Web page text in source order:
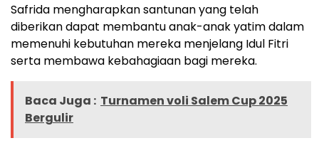
Safrida mengharapkan santunan yang telah
diberikan dapat membantu anak-anak yatim dalam
memenuhi kebutuhan mereka menjelang Idul Fitri
serta membawa kebahagiaan bagi mereka.
Baca Juga : Turnamen voli Salem Cup 2025
Bergulir